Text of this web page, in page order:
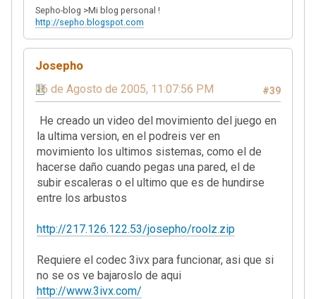
Sepho-blog >Mi blog personal !
http://sepho.blogspot.com
Josepho
#39
16 de Agosto de 2005, 11:07:56 PM
He creado un video del movimiento del juego en
la ultima version, en el podreis ver en
movimiento los ultimos sistemas, como el de
hacerse daño cuando pegas una pared, el de
subir escaleras o el ultimo que es de hundirse
entre los arbustos
http://217.126.122.53/josepho/roolz.zip
Requiere el codec 3ivx para funcionar, asi que si
no se os ve bajaroslo de aqui
http://www.3ivx.com/